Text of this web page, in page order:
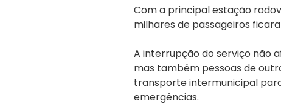
Com a principal estação
milhares de passageiros
A interrupção do serviço não
mas também pessoas de
transporte intermunicipal
emergências.